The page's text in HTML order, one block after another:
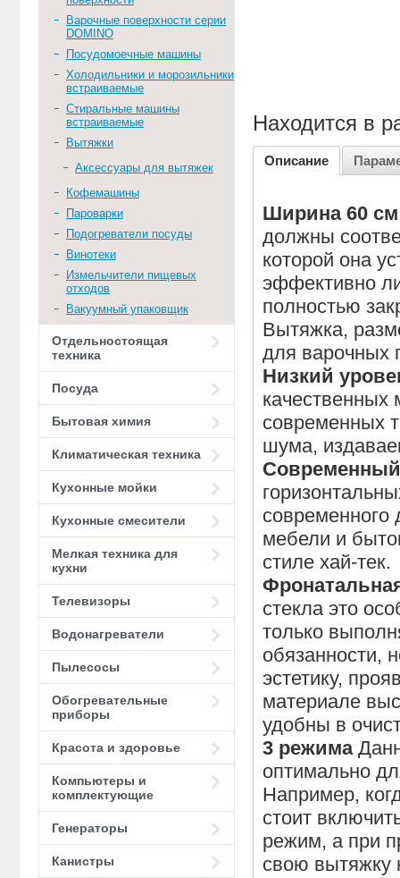
Варочные поверхности серии
DOMINO
Посудомоечные машины
Холодильники и морозильники
встраиваемые
Стиральные машины
встраиваемые
Вытяжки
Аксессуары для вытяжек
Кофемашины
Пароварки
Подогреватели посуды
Винотеки
Измельчители пищевых
отходов
Вакуумный упаковщик
Отдельностоящая
техника
Посуда
Бытовая химия
Климатическая техника
Кухонные мойки
Кухонные смесители
Мелкая техника для
кухни
Телевизоры
Водонагреватели
Пылесосы
Обогревательные
приборы
Красота и здоровье
Компьютеры и
комплектующие
Генераторы
Канистры
Находится в
Описание
Ширина 60
должны
которой она
эффективно
полностью
Вытяжка,
для варочных
Низкий
качественных
современных
шума,
современного
мебели и
стиле хай-тек.
стекла это
только
обязанности,
эстетику,
материале
удобны в
3 режима
оптимально
Например,
стоит
режим, а при
свою вытяжку